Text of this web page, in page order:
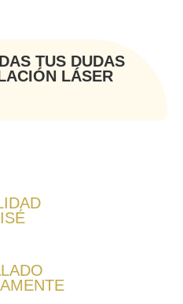
TUS DUDAS
LÁSER